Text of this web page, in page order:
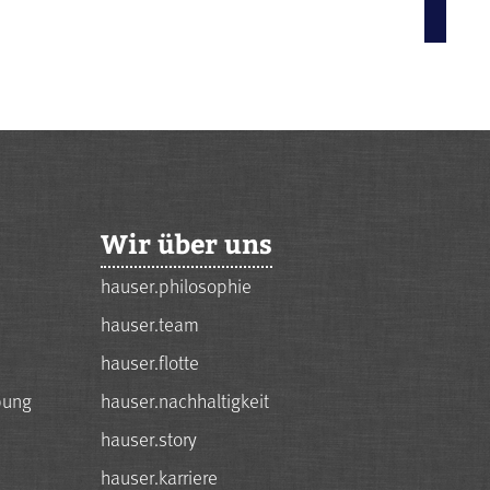
Wir über uns
hauser.philosophie
hauser.team
hauser.flotte
hauser.nachhaltigkeit
hauser.story
hauser.karriere